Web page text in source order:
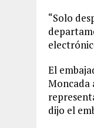
“Solo
El
Moncada
dijo el